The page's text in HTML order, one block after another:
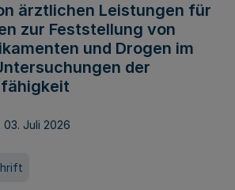
ärztlichen Leistungen für
zur Feststellung von
und Drogen im
der
03. Juli 2026